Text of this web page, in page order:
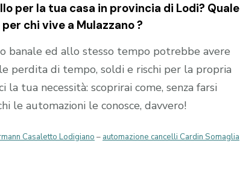
per la tua casa in provincia di Lodi? Quale
chi vive a Mulazzano?
banale ed allo stesso tempo potrebbe avere
perdita di tempo, soldi e rischi per la propria
la tua necessità: scoprirai come, senza farsi
le automazioni le conosce, davvero!
Casaletto Lodigiano – automazione cancelli Cardin Somaglia